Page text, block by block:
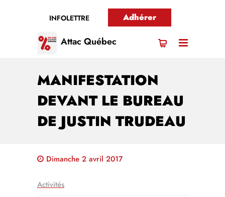
INFOLETTRE Adhérer
Attac Québec
MANIFESTATION
DEVANT LE BUREAU
DE JUSTIN TRUDEAU
Dimanche 2 avril 2017
Activités